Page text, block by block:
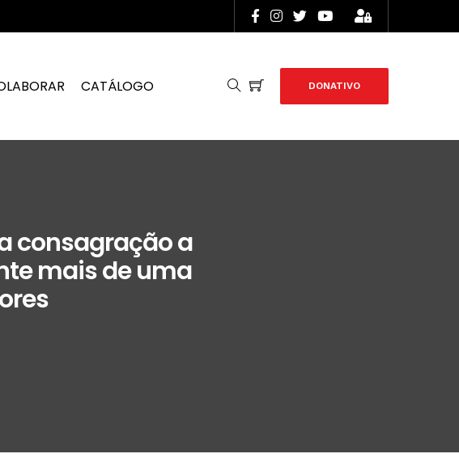
CATÁLOGO DONATIVO
consagração a
mais de uma